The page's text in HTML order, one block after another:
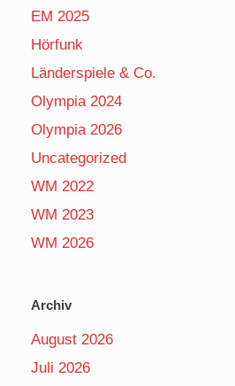
EM 2025
Hörfunk
Länderspiele & Co.
Olympia 2024
Olympia 2026
Uncategorized
WM 2022
WM 2023
WM 2026
Archiv
August 2026
Juli 2026